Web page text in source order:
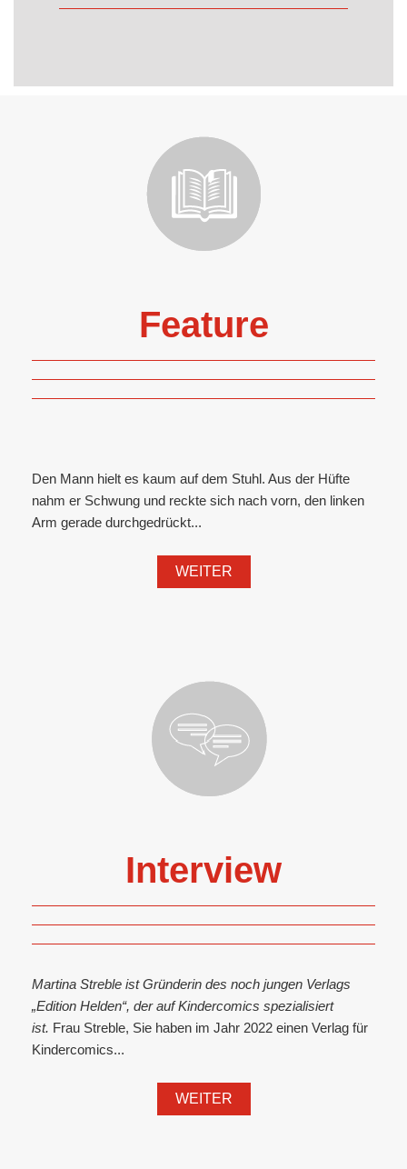
Feature
Den Mann hielt es kaum auf dem Stuhl. Aus der Hüfte
nahm er Schwung und reckte sich nach vorn, den linken
Arm gerade durchgedrückt...
WEITER
Interview
Martina Streble ist Gründerin des noch jungen Verlags
„Edition Helden“, der auf Kindercomics spezialisiert
ist. Frau Streble, Sie haben im Jahr 2022 einen Verlag für
Kindercomics...
WEITER